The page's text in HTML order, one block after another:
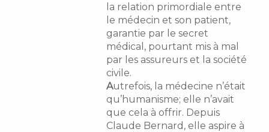
la relation primordiale entre
le médecin et son patient,
garantie par le secret
médical, pourtant mis à mal
par les assureurs et la société
civile.
Autrefois, la médecine n’était
qu’humanisme; elle n’avait
que cela à offrir. Depuis
Claude Bernard, elle aspire à